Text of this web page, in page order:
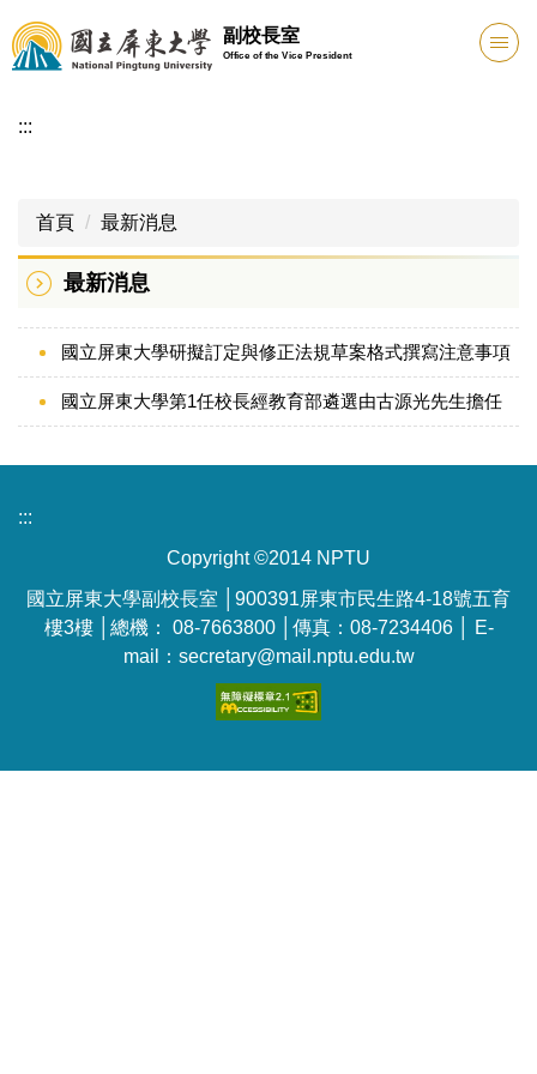
跳
到
主
內
副校長室
Office of the Vice President
:::
首頁 最新消息
最新消息
國立屏東大學研擬訂定與修正法規草案格式撰寫注意事項
國立屏東大學第1任校長經教育部遴選由古源光先生擔任
:::
Copyright ©2014 NPTU
國立屏東大學副校長室 │900391屏東市民生路4-18號五育
樓3樓 │總機： 08-7663800 │傳真：08-7234406 │ E-
mail：secretary@mail.nptu.edu.tw